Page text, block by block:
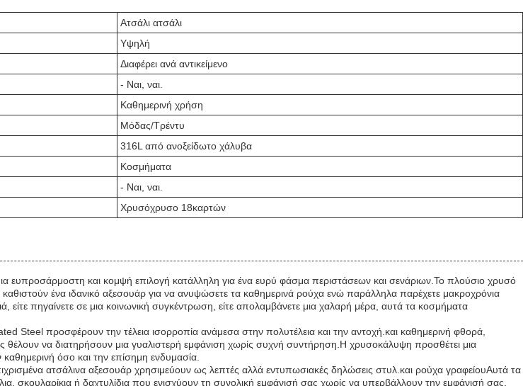
Ατσάλι ατσάλι
Υψηλή
Διαφέρει ανά αντικείμενο
- Ναι, ναι.
Καθημερινή χρήση
Μόδας/Τρέντυ
316L από ανοξείδωτο χάλυβα
Κοσμήματα
- Ναι, ναι.
Χρυσόχρυσο 18καρτών
ευπροσάρμοστη και κομψή επιλογή κατάλληλη για ένα ευρύ φάσμα περιστάσεων και σενάριων.Το πλούσιο χρυσό
ένα ιδανικό αξεσουάρ για να ανυψώσετε τα καθημερινά ρούχα ενώ παράλληλα παρέχετε μακροχρόνια
είτε πηγαίνετε σε μια κοινωνική συγκέντρωση, είτε απολαμβάνετε μια χαλαρή μέρα, αυτά τα κοσμήματα
Steel προσφέρουν την τέλεια ισορροπία ανάμεσα στην πολυτέλεια και την αντοχή.και καθημερινή φθορά,
θέλουν να διατηρήσουν μια γυαλιστερή εμφάνιση χωρίς συχνή συντήρηση.Η χρυσοκάλυψη προσθέτει μια
όσο και την επίσημη ενδυμασία.
ατσάλινα αξεσουάρ χρησιμεύουν ως λεπτές αλλά εντυπωσιακές δηλώσεις στυλ.και ρούχα γραφείουΑυτά τα
σκουλαρίκια ή δαχτυλίδια που ενισχύουν τη συνολική εμφάνισή σας χωρίς να υπερβάλλουν την εμφάνισή σας.